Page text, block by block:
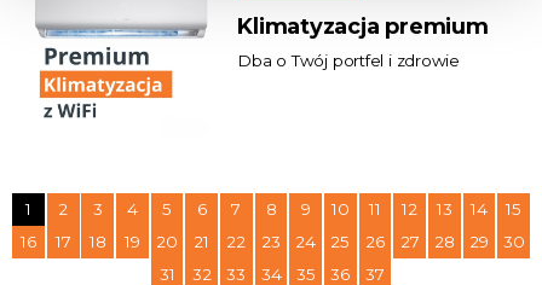
Klimatyzacja premium
Dba o Twój portfel i zdrowie
1 2 3 4 5 6 7 8 9 10 11 12 13 14
15
16
17 18 19 20 21 22 23 24 25 26 27 28 29
30
31
32 33 34 35 36 37